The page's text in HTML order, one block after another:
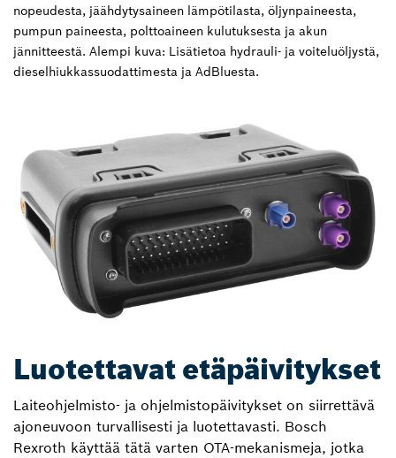
nopeudesta, jäähdytysaineen lämpötilasta, öljynpaineesta,
pumpun paineesta, polttoaineen kulutuksesta ja akun
jännitteestä. Alempi kuva: Lisätietoa hydrauli- ja voiteluöljystä,
dieselhiukkassuodattimesta ja AdBluesta.
Luotettavat etäpäivitykset
Laiteohjelmisto- ja ohjelmistopäivitykset on siirrettävä
ajoneuvoon turvallisesti ja luotettavasti. Bosch
Rexroth käyttää tätä varten OTA-mekanismeja, jotka